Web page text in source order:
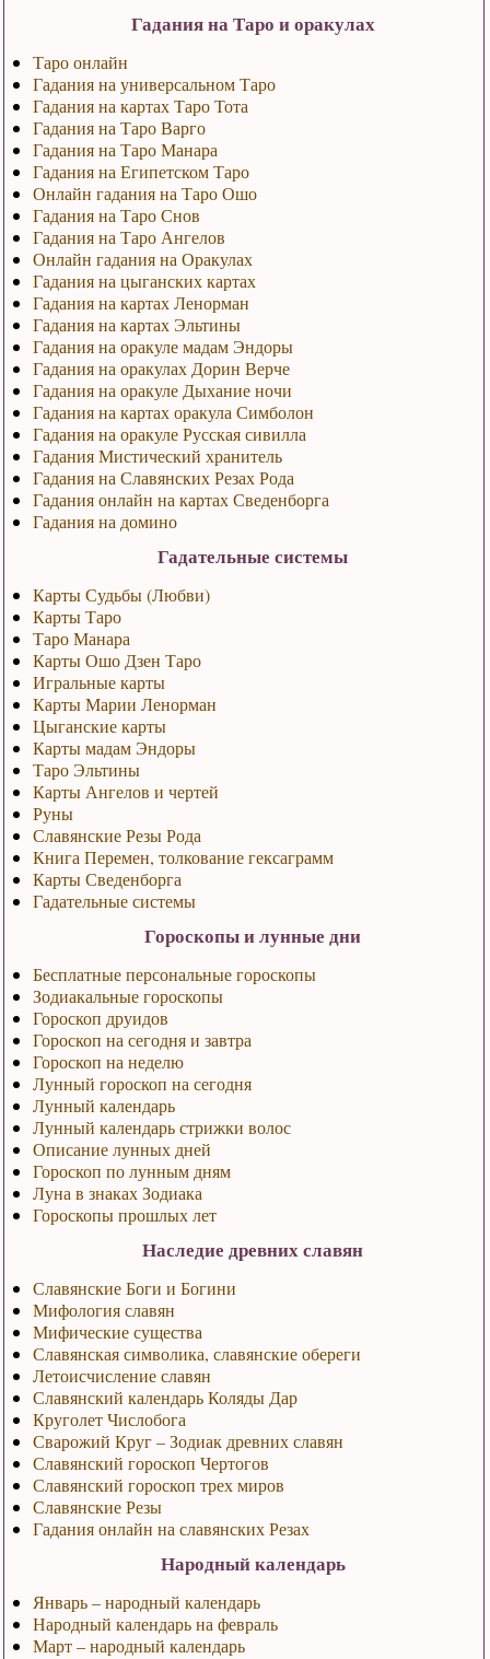
Гадания на Таро и оракулах
Таро онлайн
Гадания на универсальном Таро
Гадания на картах Таро Тота
Гадания на Таро Варго
Гадания на Таро Манара
Гадания на Египетском Таро
Онлайн гадания на Таро Ошо
Гадания на Таро Снов
Гадания на Таро Ангелов
Онлайн гадания на Оракулах
Гадания на цыганских картах
Гадания на картах Ленорман
Гадания на картах Эльтины
Гадания на оракуле мадам Эндоры
Гадания на оракулах Дорин Верче
Гадания на оракуле Дыхание ночи
Гадания на картах оракула Симболон
Гадания на оракуле Русская сивилла
Гадания Мистический хранитель
Гадания на Славянских Резах Рода
Гадания онлайн на картах Сведенборга
Гадания на домино
Гадательные системы
Карты Судьбы (Любви)
Карты Таро
Таро Манара
Карты Ошо Дзен Таро
Игральные карты
Карты Марии Ленорман
Цыганские карты
Карты мадам Эндоры
Таро Эльтины
Карты Ангелов и чертей
Руны
Славянские Резы Рода
Книга Перемен, толкование гексаграмм
Карты Сведенборга
Гадательные системы
Гороскопы и лунные дни
Бесплатные персональные гороскопы
Зодиакальные гороскопы
Гороскоп друидов
Гороскоп на сегодня и завтра
Гороскоп на неделю
Лунный гороскоп на сегодня
Лунный календарь
Лунный календарь стрижки волос
Описание лунных дней
Гороскоп по лунным дням
Луна в знаках Зодиака
Гороскопы прошлых лет
Наследие древних славян
Славянские Боги и Богини
Мифология славян
Мифические существа
Славянская символика, славянские обереги
Летоисчисление славян
Славянский календарь Коляды Дар
Круголет Числобога
Сварожий Круг – Зодиак древних славян
Славянский гороскоп Чертогов
Славянский гороскоп трех миров
Славянские Резы
Гадания онлайн на славянских Резах
Народный календарь
Январь – народный календарь
Народный календарь на февраль
Март – народный календарь